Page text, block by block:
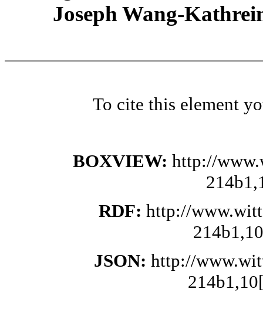
Joseph Wang-
To cite this element
BOXVIEW: http://
RDF: http://
JSON: http://